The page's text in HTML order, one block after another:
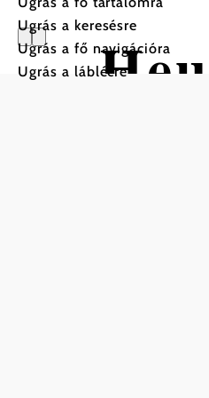
Ugrás a keresésre
Ugrás a fő navigációra
Ugrás a láblécre